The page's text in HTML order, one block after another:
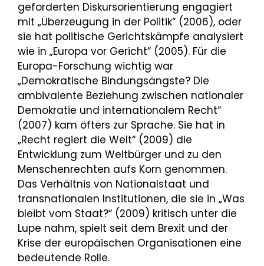
geforderten Diskursorientierung engagiert
mit „Überzeugung in der Politik“ (2006), oder
sie hat politische Gerichtskämpfe analysiert
wie in „Europa vor Gericht“ (2005). Für die
Europa-Forschung wichtig war
„Demokratische Bindungsängste? Die
ambivalente Beziehung zwischen nationaler
Demokratie und internationalem Recht“
(2007) kam öfters zur Sprache. Sie hat in
„Recht regiert die Welt“ (2009) die
Entwicklung zum Weltbürger und zu den
Menschenrechten aufs Korn genommen.
Das Verhältnis von Nationalstaat und
transnationalen Institutionen, die sie in „Was
bleibt vom Staat?“ (2009) kritisch unter die
Lupe nahm, spielt seit dem Brexit und der
Krise der europäischen Organisationen eine
bedeutende Rolle.